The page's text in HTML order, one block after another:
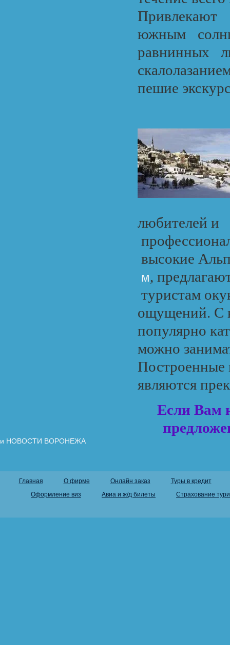
южным
равнинных
пешие
любителей и
высокие
м,
туристам
ощущений. С
популярно
можно
Построенные
являются
Если Вам
и НОВОСТИ ВОРОНЕЖА
Главная О фирме Онлайн заказ
Туры в кредит
Оформление виз
Авиа и ж/д билеты Страхование